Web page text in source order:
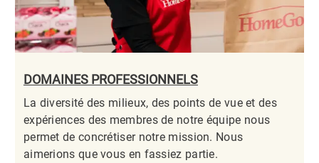
DOMAINES PROFESSIONNELS
La diversité des milieux, des points de vue et des
expériences des membres de notre équipe nous
permet de concrétiser notre mission. Nous
aimerions que vous en fassiez partie.​​​​​​​